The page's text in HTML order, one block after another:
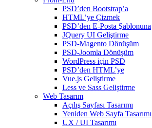
PSD’den Bootstrap’a
HTML’ye Çizmek
PSD’den E-Posta Şablonuna
JQuery UI Geliştirme
PSD-Magento Dönüşüm
PSD-Joomla Dönüşüm
WordPress için PSD
PSD’den HTML’ye
Vue.js Geliştirme
Less ve Sass Geliştirme
Web Tasarım
Açılış Sayfası Tasarımı
Yeniden Web Sayfa Tasarımı
UX / UI Tasarımı